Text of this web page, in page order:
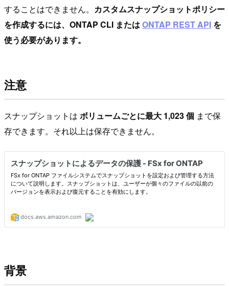
することはできません。 カスタムスナップショットポリシー
を作成するには、ONTAP CLI または ONTAP REST API を
使う必要があります。
注意
スナップショットは ボリュームごとに最大 1,023 個 まで保
存できます。それ以上は保存できません。
背景